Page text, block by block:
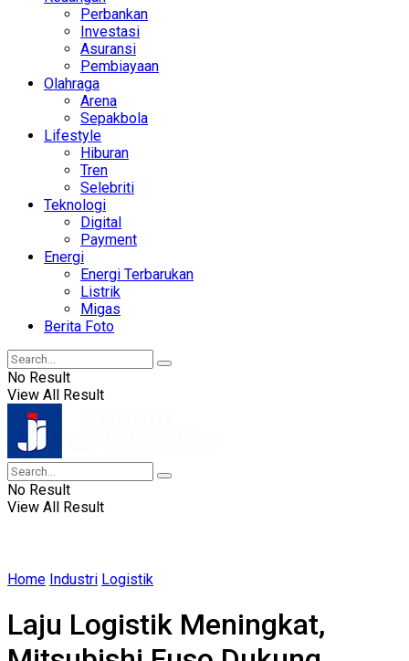
Perbankan
Investasi
Asuransi
Pembiayaan
Olahraga
Arena
Sepakbola
Lifestyle
Hiburan
Tren
Selebriti
Teknologi
Digital
Payment
Energi
Energi Terbarukan
Listrik
Migas
Berita Foto
No Result
View All Result
No Result
View All Result
Home Industri Logistik
Laju Logistik Meningkat,